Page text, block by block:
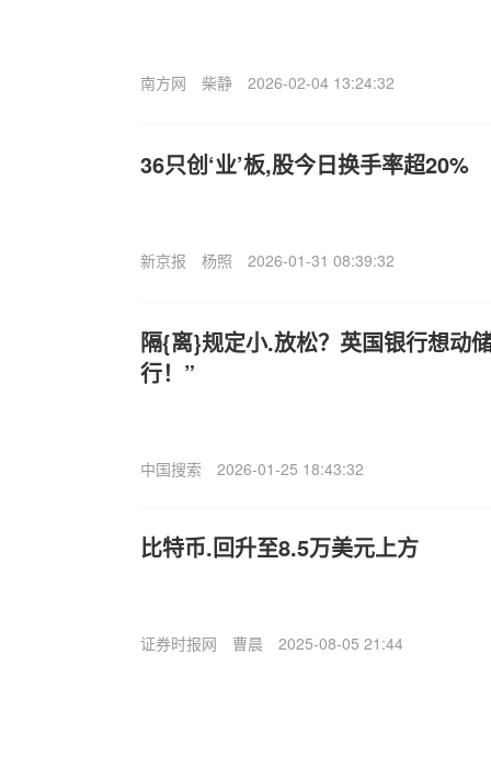
南方网 柴静 2026-02-04 13:24:32
36只创‘业’板,股今日换手率超20%
新京报 杨照 2026-01-31 08:39:32
隔{离}规定小.放松？英国银行想动
行！”
中国搜索 2026-01-25 18:43:32
比特币.回升至8.5万美元上方
证券时报网 曹晨 2025-08-05 21:44